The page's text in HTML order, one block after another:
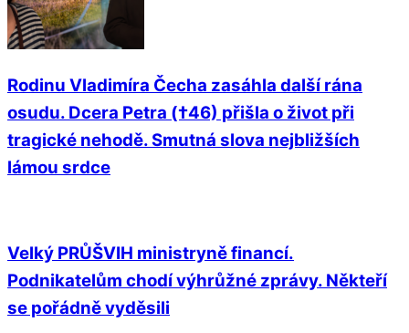
Rodinu Vladimíra Čecha zasáhla další rána
osudu. Dcera Petra (†46) přišla o život při
tragické nehodě. Smutná slova nejbližších
lámou srdce
Velký PRŮŠVIH ministryně financí.
Podnikatelům chodí výhrůžné zprávy. Někteří
se pořádně vyděsili